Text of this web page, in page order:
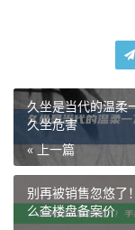
久坐是当代的温柔
久坐危害
« 上一篇
别再被销售忽悠了
么查楼盘备案价